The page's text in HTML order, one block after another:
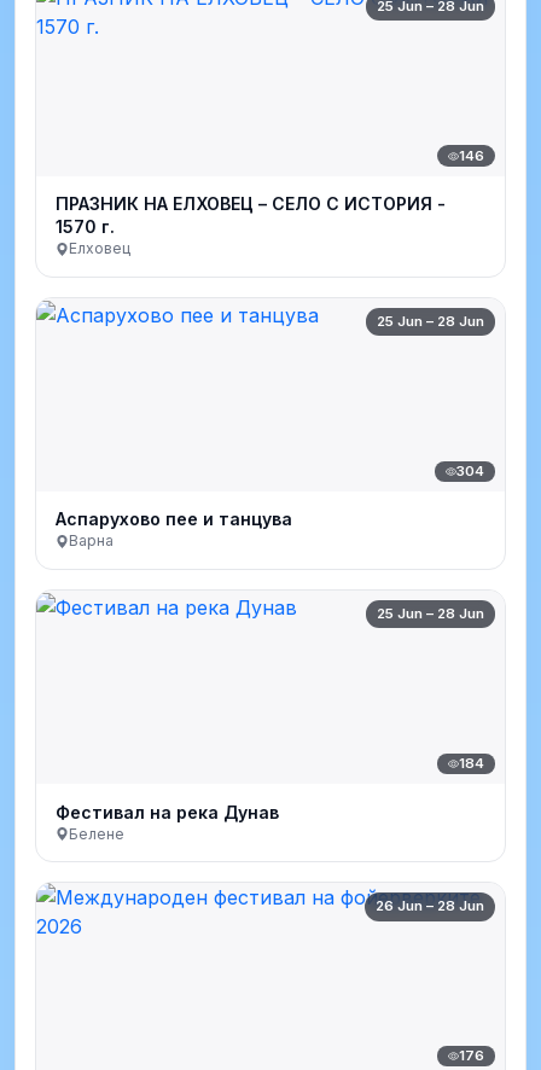
25 Jun – 28 Jun
146
ПРАЗНИК НА ЕЛХОВЕЦ – СЕЛО С ИСТОРИЯ -
1570 г.
Елховец
25 Jun – 28 Jun
304
Аспарухово пее и танцува
Варна
25 Jun – 28 Jun
184
Фестивал на река Дунав
Белене
26 Jun – 28 Jun
176